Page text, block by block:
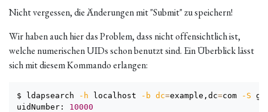
Nicht vergessen, die Änderungen mit "Submit" zu speichern!
Wir haben auch hier das Problem, dass nicht offensichtlich ist,
welche numerischen UIDs schon benutzt sind. Ein Überblick lässt
sich mit diesem Kommando erlangen:
$ ldapsearch -h localhost -b dc=example,dc=com -S
uidNumber: 10000